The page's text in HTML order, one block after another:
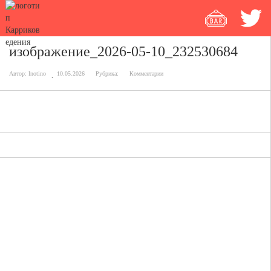
изображение_2026-05-10_232530684
Автор: Inotino 10.05.2026 Рубрика: Комментарии